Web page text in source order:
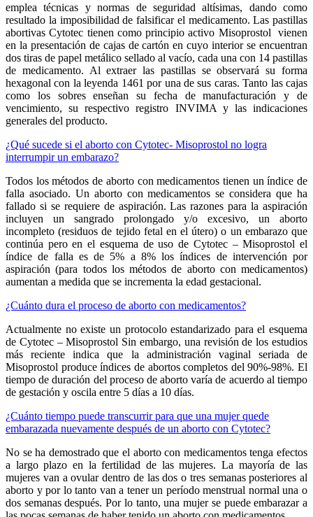
emplea técnicas y normas de seguridad altísimas, dando como
resultado la imposibilidad de falsificar el medicamento. Las pastillas
abortivas Cytotec tienen como principio activo Misoprostol vienen
en la presentación de cajas de cartón en cuyo interior se encuentran
dos tiras de papel metálico sellado al vacío, cada una con 14 pastillas
de medicamento. Al extraer las pastillas se observará su forma
hexagonal con la leyenda 1461 por una de sus caras. Tanto las cajas
como los sobres enseñan su fecha de manufacturación y de
vencimiento, su respectivo registro INVIMA y las indicaciones
generales del producto.
¿Qué sucede si el aborto con Cytotec- Misoprostol no logra
interrumpir un embarazo?
Todos los métodos de aborto con medicamentos tienen un índice de
falla asociado. Un aborto con medicamentos se considera que ha
fallado si se requiere de aspiración. Las razones para la aspiración
incluyen un sangrado prolongado y/o excesivo, un aborto
incompleto (residuos de tejido fetal en el útero) o un embarazo que
continúa pero en el esquema de uso de Cytotec – Misoprostol el
índice de falla es de 5% a 8% los índices de intervención por
aspiración (para todos los métodos de aborto con medicamentos)
aumentan a medida que se incrementa la edad gestacional.
¿Cuánto dura el proceso de aborto con medicamentos?
Actualmente no existe un protocolo estandarizado para el esquema
de Cytotec – Misoprostol Sin embargo, una revisión de los estudios
más reciente indica que la administración vaginal seriada de
Misoprostol produce índices de abortos completos del 90%-98%. El
tiempo de duración del proceso de aborto varía de acuerdo al tiempo
de gestación y oscila entre 5 días a 10 días.
¿Cuánto tiempo puede transcurrir para que una mujer quede
embarazada nuevamente después de un aborto con Cytotec?
No se ha demostrado que el aborto con medicamentos tenga efectos
a largo plazo en la fertilidad de las mujeres. La mayoría de las
mujeres van a ovular dentro de las dos o tres semanas posteriores al
aborto y por lo tanto van a tener un período menstrual normal una o
dos semanas después. Por lo tanto, una mujer se puede embarazar a